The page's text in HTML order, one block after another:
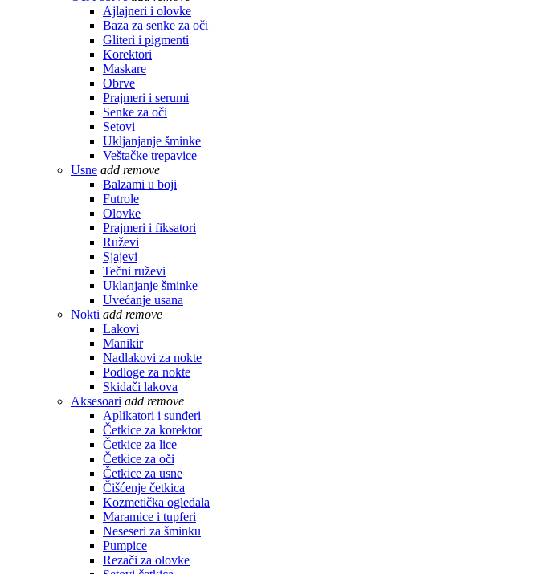
Ajlajneri i olovke
Baza za senke za oči
Gliteri i pigmenti
Korektori
Maskare
Obrve
Prajmeri i serumi
Senke za oči
Setovi
Ukljanjanje šminke
Veštačke trepavice
Usne add remove
Balzami u boji
Futrole
Olovke
Prajmeri i fiksatori
Ruževi
Sjajevi
Tečni ruževi
Uklanjanje šminke
Uvećanje usana
Nokti add remove
Lakovi
Manikir
Nadlakovi za nokte
Podloge za nokte
Skidači lakova
Aksesoari add remove
Aplikatori i sunđeri
Četkice za korektor
Četkice za lice
Četkice za oči
Četkice za usne
Čišćenje četkica
Kozmetička ogledala
Maramice i tupferi
Neseseri za šminku
Pumpice
Rezači za olovke